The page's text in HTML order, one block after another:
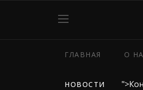
ГЛАВНАЯ О
НОВОСТИ ">